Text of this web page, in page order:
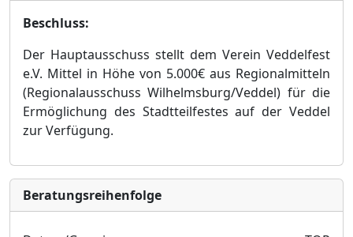
Beschluss:
Der Hauptausschuss stellt dem Verein Veddelfest
e.V. Mittel in Höhe von 5.000€ aus Regionalmitteln
(Regionalausschuss Wilhelmsburg/Veddel) für die
Ermöglichung des Stadtteilfestes auf der Veddel
zur Verfügung.
Bera­tungs­reihen­folge